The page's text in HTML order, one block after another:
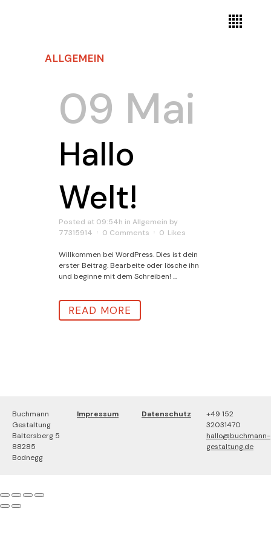
ALLGEMEIN
09 Mai
Hallo
Welt!
Posted at 09:54h in Allgemein by
77315914
0 Comments 0 Likes
Willkommen bei WordPress. Dies ist dein
erster Beitrag. Bearbeite oder lösche ihn
und beginne mit dem Schreiben! ...
READ MORE
Buchmann
Gestaltung
Baltersberg 5
88285
Bodnegg
Impressum Datenschutz
+49 152
32031470
hallo@buchmann-
gestaltung.de